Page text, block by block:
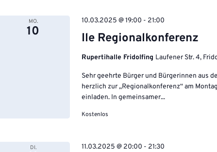
MO.
10 Ile Regionalkonferenz
10.03.2025 @ 19:00 - 21:00
Rupertihalle Fridolfing Laufener Str. 4,
Sehr geehrte Bürger und Bürgerinnen aus
herzlich zur „Regionalkonferenz“ am
einladen. In gemeinsamer...
Kostenlos
DI. 11.03.2025 @ 20:00 - 21:30